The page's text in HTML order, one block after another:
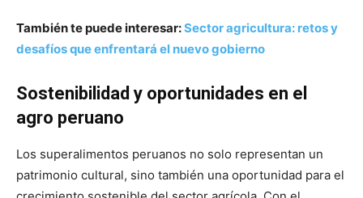
También te puede interesar:Sector agricultura: retos y
desafíos que enfrentará el nuevo gobierno
Sostenibilidad y oportunidades en el
agro peruano
Los superalimentos peruanos no solo representan un
patrimonio cultural, sino también una oportunidad para el